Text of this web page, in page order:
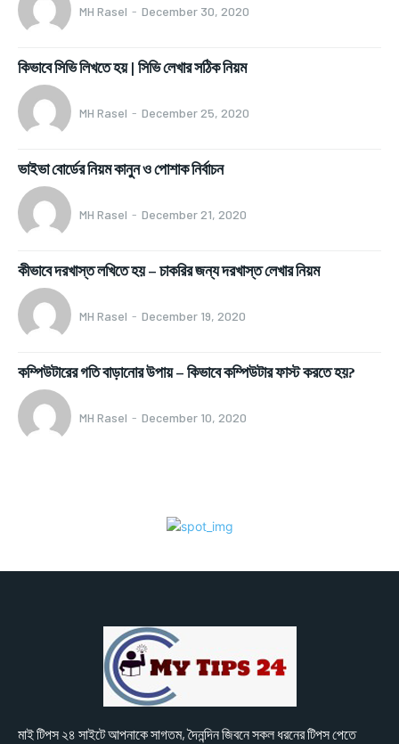
MH Rasel - December 30, 2020
কিভাবে সিভি লিখতে হয় | সিভি লেখার সঠিক নিয়ম
MH Rasel - December 25, 2020
ভাইভা বোর্ডের নিয়ম কানুন ও পোশাক নির্বাচন
MH Rasel - December 21, 2020
কীভাবে দরখাস্ত লখিতে হয় – চাকরির জন্য দরখাস্ত লেখার নিয়ম
MH Rasel - December 19, 2020
কম্পিউটারের গতি বাড়ানোর উপায় – কিভাবে কম্পিউটার ফাস্ট করতে হয়?
MH Rasel - December 10, 2020
মাই টিপস ২৪ সাইটে আপনাকে সাগতম, দৈনন্দিন জিবনে সকল ধরনের টিপস পেতে